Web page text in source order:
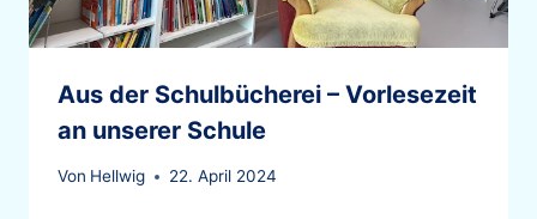
Aus der Schulbücherei – Vorlesezeit
an unserer Schule
Von Hellwig 22. April 2024